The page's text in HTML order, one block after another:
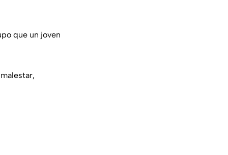
que un joven